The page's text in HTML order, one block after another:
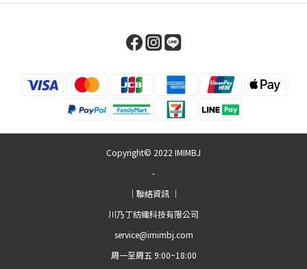
Copyright© 2022 IMIMBJ
-
｜聯絡資訊 ｜
川乃丁紡織科技有限公司
service@imimbj.com
周一至周五 9:00~18:00